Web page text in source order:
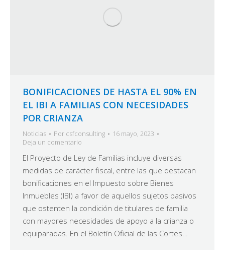
BONIFICACIONES DE HASTA EL 90% EN
EL IBI A FAMILIAS CON NECESIDADES
POR CRIANZA
Noticias Por csfconsulting
16 mayo, 2023
Deja un comentario
El Proyecto de Ley de Familias incluye diversas
medidas de carácter fiscal, entre las que destacan
bonificaciones en el Impuesto sobre Bienes
Inmuebles (IBI) a favor de aquellos sujetos pasivos
que ostenten la condición de titulares de familia
con mayores necesidades de apoyo a la crianza o
equiparadas. En el Boletín Oficial de las Cortes…